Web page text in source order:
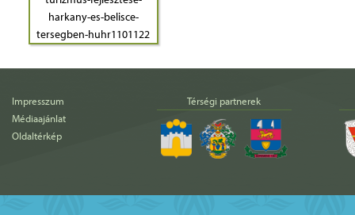
Impresszum
Médiaajánlat
Oldaltérkép
Térségi partnerek